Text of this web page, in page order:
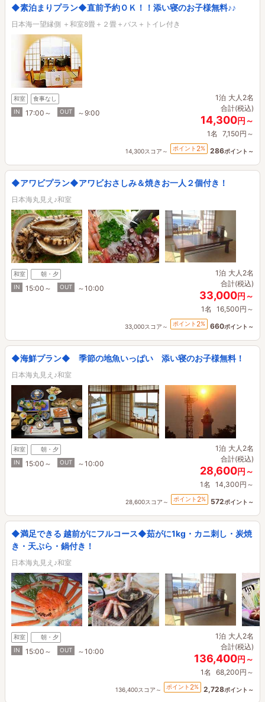
◆素泊まりプラン◆直前予約ＯＫ！！添い寝のお子様無料♪♪
日本海一望縁側 ＋和室8畳＋２畳＋バス＋トイレ付き
和室
食事なし
IN
17:00～ OUT ～9:00
1泊 大人2名
合計(税込)
14,300円～
1名 7,150円～
14,300スコア～ ポイント 2% 286ポイント～
◆アワビプラン◆アワビおさしみ＆焼きお一人２個付き！
日本海丸見え♪和室
和室
朝・夕
IN
15:00～ OUT ～10:00
1泊 大人2名
合計(税込)
33,000円～
1名 16,500円～
33,000スコア～ ポイント 2% 660ポイント～
◆海鮮プラン◆ 季節の地魚いっぱい 添い寝のお子様無料！
日本海丸見え♪和室
和室
朝・夕
IN
15:00～ OUT ～10:00
1泊 大人2名
合計(税込)
28,600円～
1名 14,300円～
28,600スコア～ ポイント 2% 572ポイント～
◆満足できる 越前がにフルコース◆茹がに1kg・カニ刺し・炭焼
き・天ぷら・鍋付き！
日本海丸見え♪和室
和室
朝・夕
IN
15:00～ OUT ～10:00
1泊 大人2名
合計(税込)
136,400円～
1名 68,200円～
136,400スコア～ ポイント 2% 2,728ポイント～